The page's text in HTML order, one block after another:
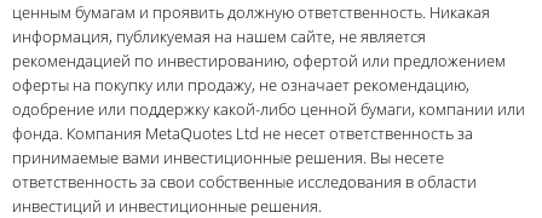
ценным бумагам и проявить должную ответственность. Никакая
информация, публикуемая на нашем сайте, не является
рекомендацией по инвестированию, офертой или предложением
оферты на покупку или продажу, не означает рекомендацию,
одобрение или поддержку какой-либо ценной бумаги, компании или
фонда. Компания MetaQuotes Ltd не несет ответственность за
принимаемые вами инвестиционные решения. Вы несете
ответственность за свои собственные исследования в области
инвестиций и инвестиционные решения.